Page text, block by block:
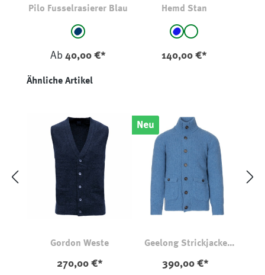
Pilo Fusselrasierer Blau
auswählen
marine
Ab40,00 €*
Hemd Stan
auswählen
Blauweiß
140,00 €*
Produktgalerie überspringen
Ähnliche Artikel
Gordon Weste
270,00 €*
Neu
Geelong Strickjacke
390,00 €*